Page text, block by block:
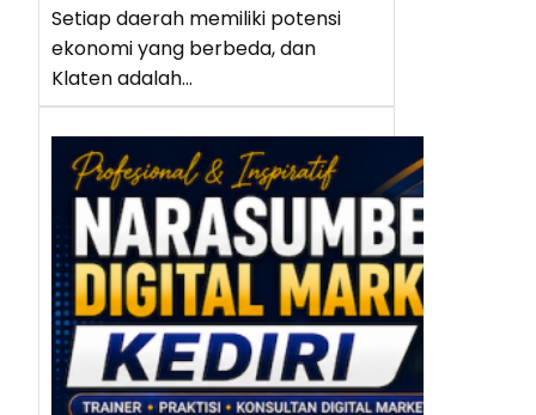
Setiap daerah memiliki potensi
ekonomi yang berbeda, dan
Klaten adalah…